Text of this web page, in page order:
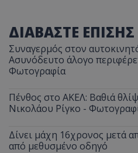
ΔΙΑΒΑΣΤΕ ΕΠΙΣΗΣ
Συναγερμός στον
Ασυνόδευτο άλογο
Φωτογραφία
Πένθος στο ΑΚΕΛ: Βαθιά
Νικολάου Ρίγκο -
Δίνει μάχη 16χρονος μετά
από μεθυσμένο οδηγό